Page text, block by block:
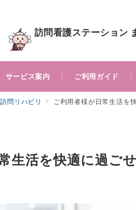
訪問看護ステーション
サービス案内 ご利用ガイド
訪問リハビリ ご利用者様が日常生活を
生活を快適に過ご